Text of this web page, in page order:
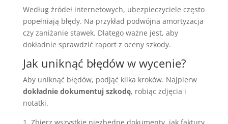
Według źródeł internetowych, ubezpieczyciele często
popełniają błędy. Na przykład podwójna amortyzacja
czy zaniżanie stawek. Dlatego ważne jest, aby
dokładnie sprawdzić raport z oceny szkody.
Jak uniknąć błędów w wycenie?
Aby uniknąć błędów, podjąć kilka kroków. Najpierw
dokładnie dokumentuj szkodę, robiąc zdjęcia i
notatki.
Zbierz wszystkie niezbędne dokumenty, jak faktury